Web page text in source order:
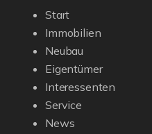
Start
Immobilien
Neubau
Eigentümer
Interessenten
Service
News